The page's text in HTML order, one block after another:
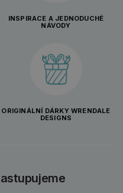
INSPIRACE A JEDNODUCHÉ
NÁVODY
ORIGINÁLNÍ DÁRKY WRENDALE
DESIGNS